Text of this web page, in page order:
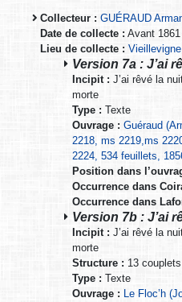
Collecteur : GUÉRAUD
Date de collecte : Avant 1861
Lieu de collecte : Vieillevigne
Version 7a : J’ai
Incipit : J’ai rêvé la
morte
Type : Texte
Ouvrage : Guéraud
2218, ms 2219,ms
2224, 534 feuillets,
Position dans
Occurrence dans
Occurrence dans
Version 7b : J’ai
Incipit : J’ai rêvé la
morte
Structure : 13
Type : Texte
Ouvrage : Le Floc’h